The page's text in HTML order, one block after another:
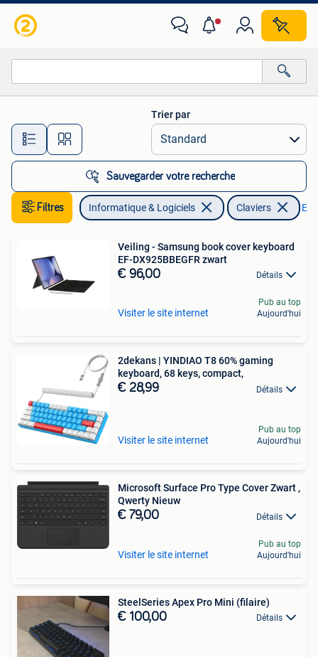
Toutes les distances…
Trier par
Sauvegarder votre recherche
Filtres Informatique & Logiciels Claviers
Veiling - Samsung book cover keyboard
EF-DX925BBEGFR zwart
€ 96,00 Détails
Visiter le site internet
Pub au top
Aujourd'hui
2dekans | YINDIAO T8 60% gaming
keyboard, 68 keys, compact,
€ 28,99 Détails
Visiter le site internet
Pub au top
Aujourd'hui
Microsoft Surface Pro Type Cover Zwart ,
Qwerty Nieuw
€ 79,00 Détails
Visiter le site internet
Pub au top
Aujourd'hui
SteelSeries Apex Pro Mini (filaire)
€ 100,00 Détails